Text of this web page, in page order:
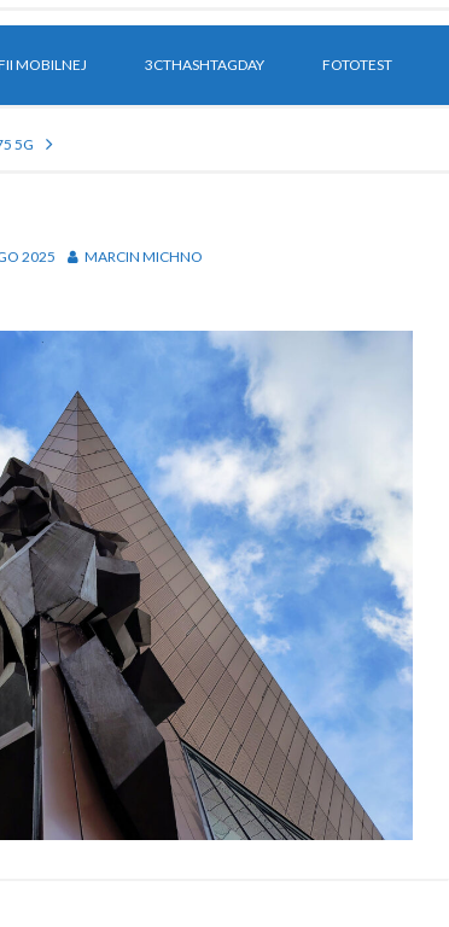
MOBILNEJ 3CTHASHTAGDAY FOTOTEST
5G
2025 MARCIN MICHNO